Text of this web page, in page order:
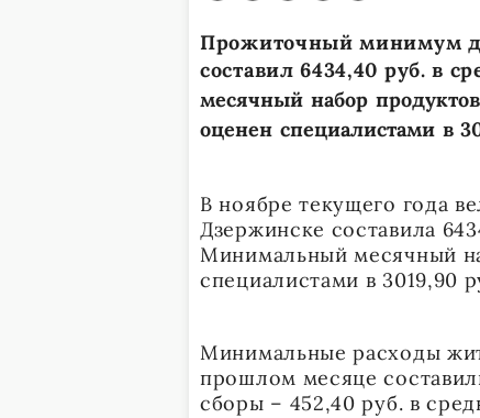
Прожиточный минимум
составил 6434,40 руб. в
месячный набор
оценен специалистами в
В ноябре текущего года
Дзержинске составила
Минимальный месячный
специалистами в 3019,90
Минимальные расходы
прошлом месяце
сборы – 452,40 руб. в